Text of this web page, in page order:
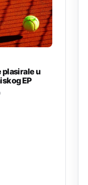
plasirale u
EP